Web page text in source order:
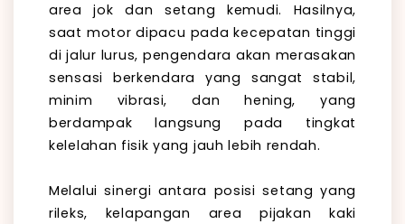
area jok dan setang kemudi. Hasilnya,
saat motor dipacu pada kecepatan tinggi
di jalur lurus, pengendara akan merasakan
sensasi berkendara yang sangat stabil,
minim vibrasi, dan hening, yang
berdampak langsung pada tingkat
kelelahan fisik yang jauh lebih rendah.
Melalui sinergi antara posisi setang yang
rileks, kelapangan area pijakan kaki